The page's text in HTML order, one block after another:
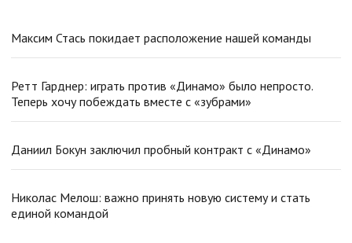
Максим Стась покидает расположение нашей команды
Ретт Гарднер: играть против «Динамо» было непросто.
Теперь хочу побеждать вместе с «зубрами»
Даниил Бокун заключил пробный контракт с «Динамо»
Николас Мелош: важно принять новую систему и стать
единой командой